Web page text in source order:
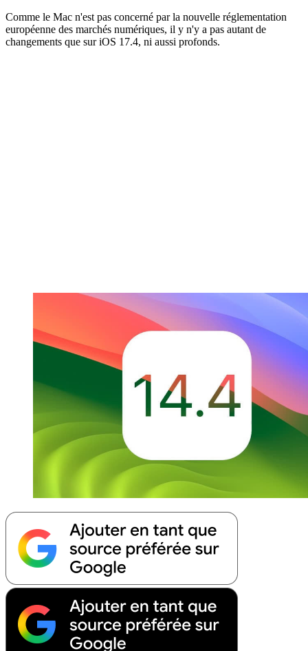
Comme le Mac n'est pas concerné par la nouvelle réglementation
européenne des marchés numériques, il y n'y a pas autant de
changements que sur iOS 17.4, ni aussi profonds.